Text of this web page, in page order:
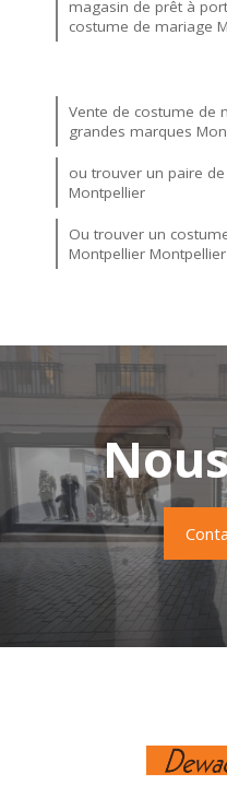
magasin de prêt à
costume de mariage
Vente de costume de
grandes marques
ou trouver un paire
Montpellier
Ou trouver un
Montpellier Montpellier